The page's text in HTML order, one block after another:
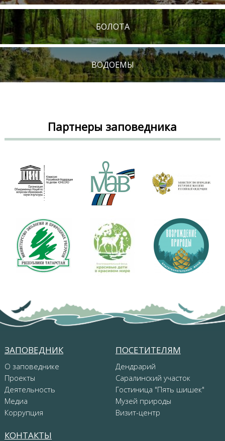
БОЛОТА
ВОДОЕМЫ
Партнеры заповедника
ЗАПОВЕДНИК
О заповеднике
Проекты
Деятельность
Медиа
Коррупция
ПОСЕТИТЕЛЯМ
Дендрарий
Саралинский участок
Гостиница "Пять шишек"
Музей природы
Визит-центр
КОНТАКТЫ